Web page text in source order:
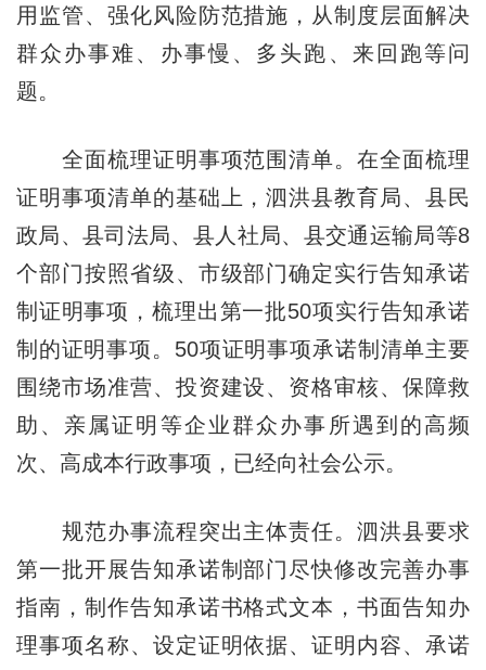
用监管、强化风险防范措施，从制度层面解决
群众办事难、办事慢、多头跑、来回跑等问
题。
全面梳理证明事项范围清单。在全面梳理
证明事项清单的基础上，泗洪县教育局、县民
政局、县司法局、县人社局、县交通运输局等8
个部门按照省级、市级部门确定实行告知承诺
制证明事项，梳理出第一批50项实行告知承诺
制的证明事项。50项证明事项承诺制清单主要
围绕市场准营、投资建设、资格审核、保障救
助、亲属证明等企业群众办事所遇到的高频
次、高成本行政事项，已经向社会公示。
规范办事流程突出主体责任。泗洪县要求
第一批开展告知承诺制部门尽快修改完善办事
指南，制作告知承诺书格式文本，书面告知办
理事项名称、设定证明依据、证明内容、承诺